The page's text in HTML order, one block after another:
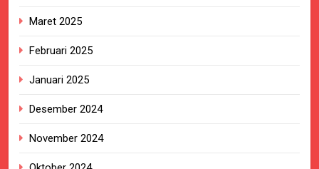
Maret 2025
Februari 2025
Januari 2025
Desember 2024
November 2024